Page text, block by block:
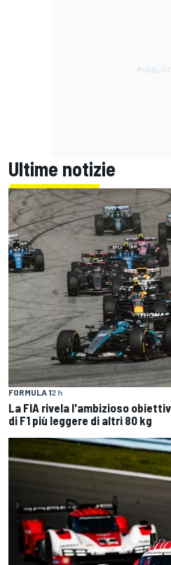
Ultime notizie
FORMULA 12 h
La FIA rivela l'ambizioso
di F1 più leggere di altri 80 kg